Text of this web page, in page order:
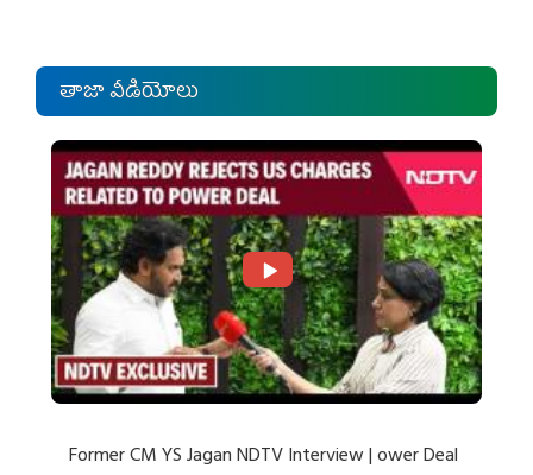
తాజా వీడియోలు
Former CM YS Jagan NDTV Interview | ower Deal